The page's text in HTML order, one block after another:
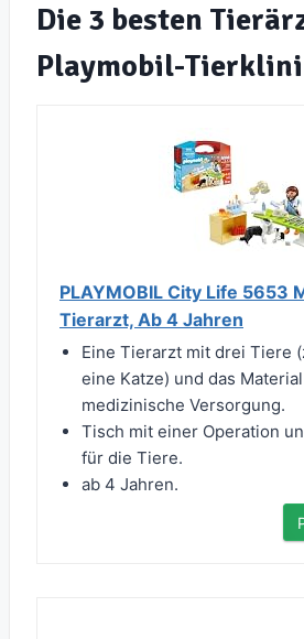
Die 3 besten
Playmobil-
PLAYMOBIL City Life 5653
Tierarzt, Ab 4 Jahren
Eine Tierarzt mit drei Tiere
eine Katze) und das
medizinische Versorgung.
Tisch mit einer Operation
für die Tiere.
ab 4 Jahren.